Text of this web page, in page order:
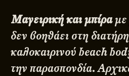
Μαγειρική και μπίραμε
δεν βοηθάει στη
καλοκαιρινού beach
την παρασπονδία.